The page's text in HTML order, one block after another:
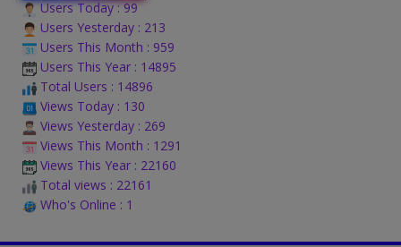
Users Today : 99
Users Yesterday : 213
Users This Month : 959
Users This Year : 14895
Total Users : 14896
Views Today : 130
Views Yesterday : 269
Views This Month : 1291
Views This Year : 22160
Total views : 22161
Who's Online : 1